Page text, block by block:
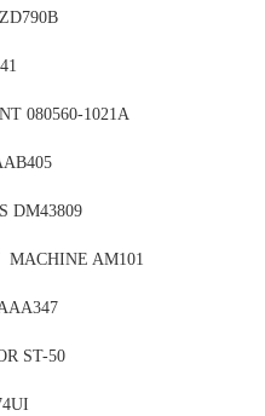
080560-1021A
DM43809
MACHINE AM101
ST-50